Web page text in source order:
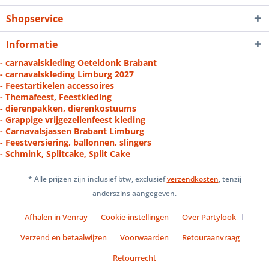
Shopservice
Informatie
- carnavalskleding Oeteldonk Brabant
- carnavalskleding Limburg 2027
- Feestartikelen accessoires
- Themafeest, Feestkleding
- dierenpakken, dierenkostuums
- Grappige vrijgezellenfeest kleding
- Carnavalsjassen Brabant Limburg
- Feestversiering, ballonnen, slingers
- Schmink, Splitcake, Split Cake
* Alle prijzen zijn inclusief btw, exclusiefverzendkosten, tenzij
anderszins aangegeven.
Afhalen in Venray Cookie-instellingen
Over Partylook
Verzend en betaalwijzen
Voorwaarden
Retouraanvraag
Retourrecht